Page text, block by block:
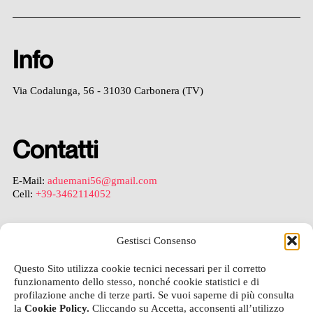
Gestisci Consenso
Questo Sito utilizza cookie tecnici necessari per il corretto
funzionamento dello stesso, nonché cookie statistici e di
profilazione anche di terze parti. Se vuoi saperne di più consulta
la Cookie Policy. Cliccando su Accetta, acconsenti all’utilizzo
Info
Via Codalunga, 56 - 31030 Carbonera (TV)
Contatti
E-Mail: aduemani56@gmail.com
Cell: +39-3462114052
Privacy Policy
Cookie Policy